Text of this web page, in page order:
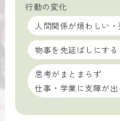
行動の変化
人間関係が煩わしい
物事を先延ばしにする
思考がまとまらず
仕事・学業に支障が出